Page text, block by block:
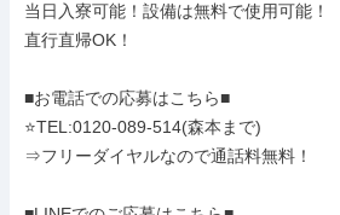
当日入寮可能！設備は無料で使用可能！
直行直帰OK！
■お電話での応募はこちら■
⭐TEL:0120-089-514(森本まで)
⇒フリーダイヤルなので通話料無料！